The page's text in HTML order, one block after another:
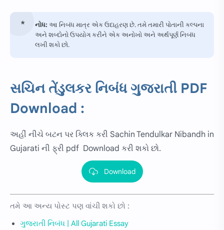
નોધ: આ નિબંધ માત્ર એક ઉદાહરણ છે. તમે તમારી પોતાની કલ્પના
અને શબ્દોનો ઉપયોગ કરીને એક અનોખો અને અર્થપૂર્ણ નિબંધ
લખી શકો છો.
સચિન તેંડુલકર નિબંધ ગુજરાતી PDF
Download :
અહીં નીચે બટન પર ક્લિક કરી Sachin Tendulkar Nibandh in
Gujarati ની ફ્રી pdf Download કરી શકો છો.
Download
તમે આ અન્ય પોસ્ટ પણ વાંચી શકો છો :
ગુજરાતી નિબંધ | All Gujarati Essay